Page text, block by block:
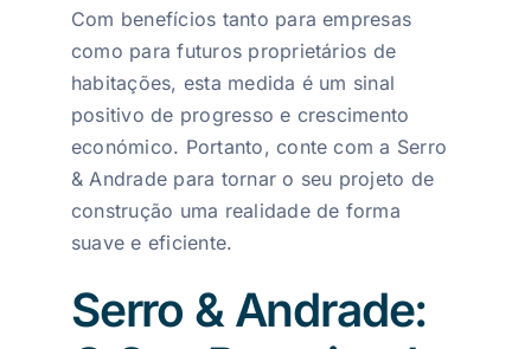
Com benefícios tanto para empresas
como para futuros proprietários de
habitações, esta medida é um sinal
positivo de progresso e crescimento
económico. Portanto, conte com a Serro
& Andrade para tornar o seu projeto de
construção uma realidade de forma
suave e eficiente.
Serro & Andrade: